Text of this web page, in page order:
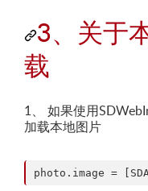
3、关于
载
1、 如果使用
加载本地图片